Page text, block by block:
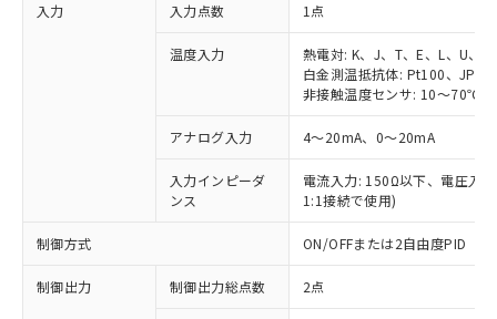
入力 入力点数 1点
温度入力
熱電対: K、J、T、E、L、U、
白金測温抵抗体: Pt100、
非接触温度センサ: 10～70℃
アナログ入力 4～20mA、0～20mA
入力インピーダ
ンス
電流入力: 150Ω以下、電圧入
1:1接続で使用)
制御方式 ON/OFFまたは2自由度PID（
制御出力 制御出力総点数 2点